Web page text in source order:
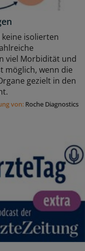
isolierten
viel Morbidität und
möglich, wenn die
gezielt in den
von: Roche Diagnostics